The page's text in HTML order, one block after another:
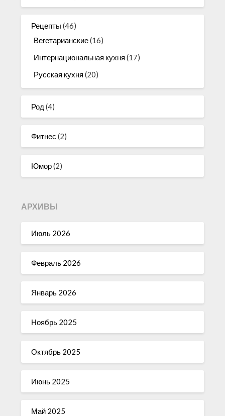
Рецепты (46)
Вегетарианские(16)
Интернациональная кухня (17)
Русская кухня (20)
Род (4)
Фитнес (2)
Юмор(2)
АРХИВЫ
Июль 2026
Февраль 2026
Январь 2026
Ноябрь 2025
Октябрь 2025
Июнь 2025
Май 2025